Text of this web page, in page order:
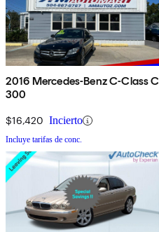
2016 Mercedes-Benz C-Class C
300
$16,420 Incierto
Incluye tarifas de conc.